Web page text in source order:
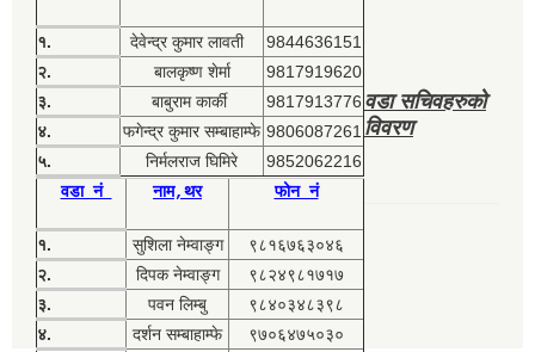
१. देवेन्द्र कुमार लावती
9844636151
२.
बालकृष्ण शेर्मा
9817919620
३.
बाबुराम कार्की
9817913776
४.
फगेन्द्र कुमार सम्बाहाम्फे 9806087261
५.
निर्मलराज घिमिरे 9852062216
वडा सचिवहरुको
विवरण
वडा नं नाम,थर फोन नं
१. सुशिला नेम्वाङ्ग
९८१६७६३०४६
२.
दिपक नेम्वाङ्ग
९८२४९८१७१७
३.
पवन लिम्बु
९८४०३४८३९८
४.
दर्शन सम्बाहाम्फे
९७०६४७५०३०